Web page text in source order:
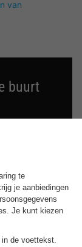
van
buurt